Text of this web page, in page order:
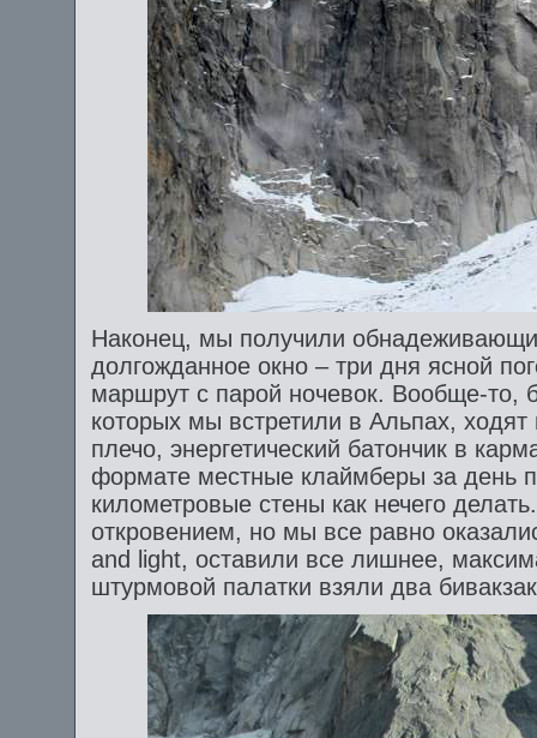
Наконец, мы получили
долгожданное окно – три дня ясной
маршрут с парой ночевок. Вообще-то,
которых мы встретили в Альпах,
плечо, энергетический батончик в
формате местные клаймберы за день
километровые стены как нечего
откровением, но мы все равно
and light, оставили все лишнее,
штурмовой палатки взяли два